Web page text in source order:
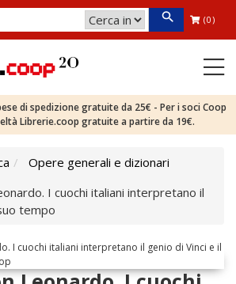
(0)
di spedizione gratuite da 25€ - Per i soci Coop
Librerie.coop gratuite a partire da 19€.
Opere generali e dizionari
I cuochi italiani interpretano il
tempo